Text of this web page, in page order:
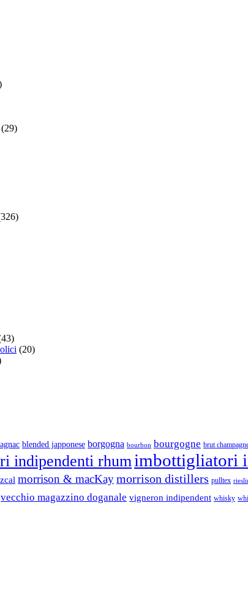
(29)
(20)
blended japponese borgogna bourbon bourgogne brut
indipendenti rhumimbottigliatori
morrison & macKaymorrison distillers pulltex
vecchio magazzino doganale vigneron indipendent whisky